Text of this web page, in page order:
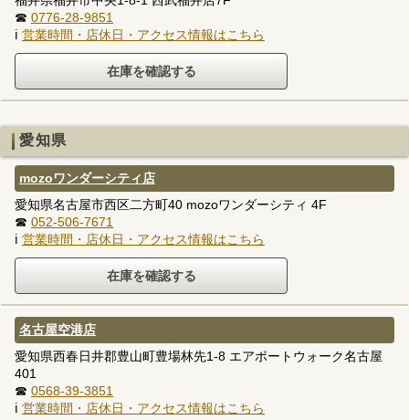
☎ 0776-28-9851
ℹ 営業時間・店休日・アクセス情報はこちら
愛知県
mozoワンダーシティ店
愛知県名古屋市西区二方町40 mozoワンダーシティ 4F
☎ 052-506-7671
ℹ 営業時間・店休日・アクセス情報はこちら
名古屋空港店
愛知県西春日井郡豊山町豊場林先1-8 エアポートウォーク名古屋
401
☎ 0568-39-3851
ℹ 営業時間・店休日・アクセス情報はこちら